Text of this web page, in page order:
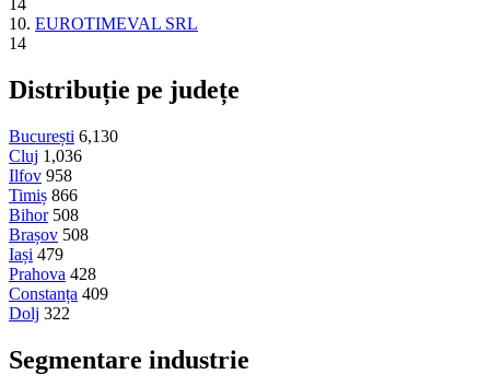
14
10. EUROTIMEVAL SRL
14
Distribuție pe județe
București 6,130
Cluj 1,036
Ilfov 958
Timiș 866
Bihor 508
Brașov 508
Iași 479
Prahova 428
Constanța 409
Dolj 322
Segmentare industrie